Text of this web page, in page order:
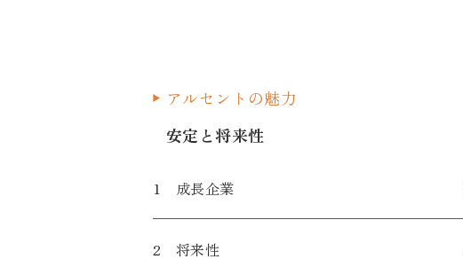
アルセントの魅力
安定と将来性
1 成長企業
2 将来性